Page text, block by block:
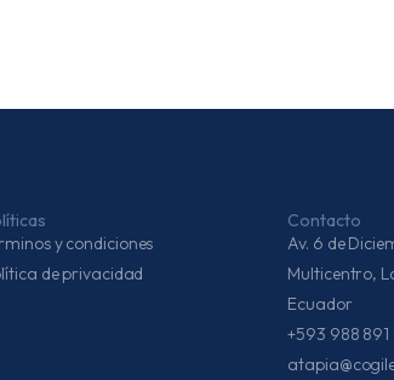
y condiciones
de privacidad
Contacto
Av. 6 de
Multicentro,
Ecuador
+593 988 891